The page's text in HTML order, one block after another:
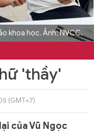
khoa học. Ảnh: NVCC.
'thầy'
(GMT+7)
của Vũ Ngọc